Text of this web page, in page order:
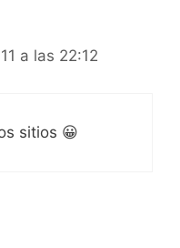
a las 22:12
sitios 😀